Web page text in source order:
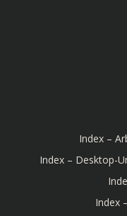
Index –
Index – Desktop-
Index